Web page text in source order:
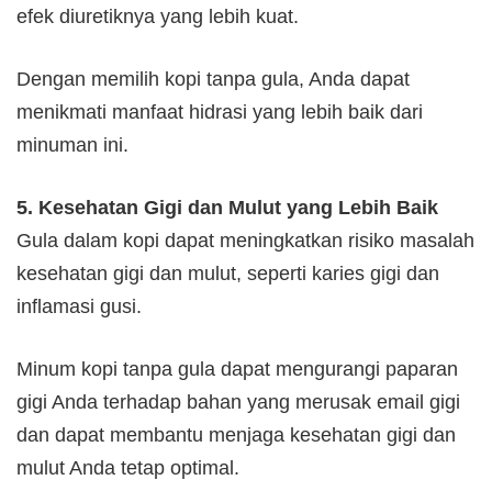
efek diuretiknya yang lebih kuat.
Dengan memilih kopi tanpa gula, Anda dapat
menikmati manfaat hidrasi yang lebih baik dari
minuman ini.
5. Kesehatan Gigi dan Mulut yang Lebih Baik
Gula dalam kopi dapat meningkatkan risiko masalah
kesehatan gigi dan mulut, seperti karies gigi dan
inflamasi gusi.
Minum kopi tanpa gula dapat mengurangi paparan
gigi Anda terhadap bahan yang merusak email gigi
dan dapat membantu menjaga kesehatan gigi dan
mulut Anda tetap optimal.